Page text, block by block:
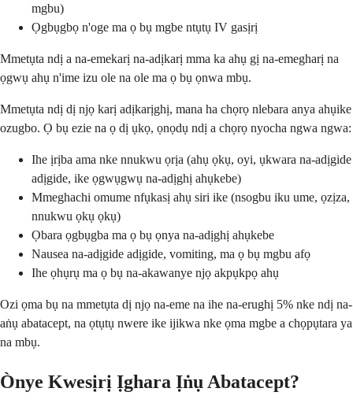
mgbu)
Ọgbụgbọ n'oge ma ọ bụ mgbe ntụtụ IV gasịrị
Mmetụta ndị a na-emekarị na-adịkarị mma ka ahụ gị na-emegharị na
ọgwụ ahụ n'ime izu ole na ole ma ọ bụ ọnwa mbụ.
Mmetụta ndị dị njọ karị adịkarịghị, mana ha chọrọ nlebara anya ahụike
ozugbo. Ọ bụ ezie na ọ dị ụkọ, ọnọdụ ndị a chọrọ nyocha ngwa ngwa:
Ihe ịrịba ama nke nnukwu ọrịa (ahụ ọkụ, oyi, ụkwara na-adịgide
adịgide, ike ọgwụgwụ na-adịghị ahụkebe)
Mmeghachi omume nfụkasị ahụ siri ike (nsogbu iku ume, ọzịza,
nnukwu ọkụ ọkụ)
Ọbara ọgbụgba ma ọ bụ ọnya na-adịghị ahụkebe
Nausea na-adịgide adịgide, vomiting, ma ọ bụ mgbu afọ
Ihe ọhụrụ ma ọ bụ na-akawanye njọ akpụkpọ ahụ
Ozi ọma bụ na mmetụta dị njọ na-eme na ihe na-erughị 5% nke ndị na-
aṅụ abatacept, na ọtụtụ nwere ike ijikwa nke ọma mgbe a chọpụtara ya
na mbụ.
Ònye Kwesịrị Ịghara Ịṅụ Abatacept?